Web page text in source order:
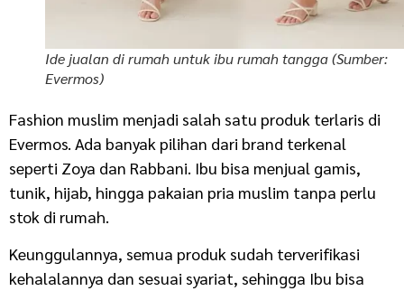
Ide jualan di rumah untuk ibu rumah tangga (Sumber:
Evermos)
Fashion muslim menjadi salah satu produk terlaris di
Evermos. Ada banyak pilihan dari brand terkenal
seperti Zoya dan Rabbani. Ibu bisa menjual gamis,
tunik, hijab, hingga pakaian pria muslim tanpa perlu
stok di rumah.
Keunggulannya, semua produk sudah terverifikasi
kehalalannya dan sesuai syariat, sehingga Ibu bisa